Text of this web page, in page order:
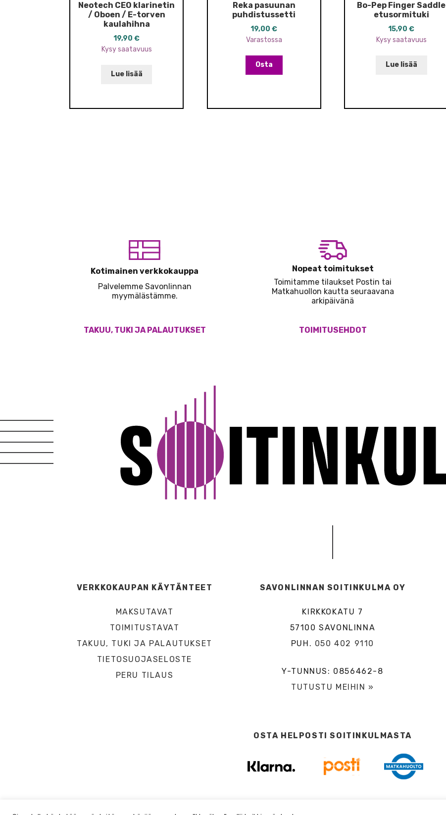
Neotech CEO klarinetin
/ Oboen / E-torven
kaulahihna
19,90€
Kysy saatavuus
Lue lisää
Reka pasuunan
puhdistussetti
19,00€
Varastossa
Osta
Bo-Pep Finger Saddle
etusormituki
15,90€
Kysy saatavuus
Lue lisää
Kotimainen verkkokauppa
Palvelemme Savonlinnan
myymälästämme.
TAKUU, TUKI JA PALAUTUKSET
Nopeat toimitukset
Toimitamme tilaukset Postin tai
Matkahuollon kautta seuraavana
arkipäivänä
TOIMITUSEHDOT
VERKKOKAUPAN KÄYTÄNTEET
MAKSUTAVAT
TOIMITUSTAVAT
TAKUU, TUKI JA PALAUTUKSET
TIETOSUOJASELOSTE
PERU TILAUS
SAVONLINNAN SOITINKULMA OY
KIRKKOKATU 7
57100 SAVONLINNA
PUH. 050 402 9110
Y-TUNNUS: 0856462-8
TUTUSTU MEIHIN »
OSTA HELPOSTI SOITINKULMASTA